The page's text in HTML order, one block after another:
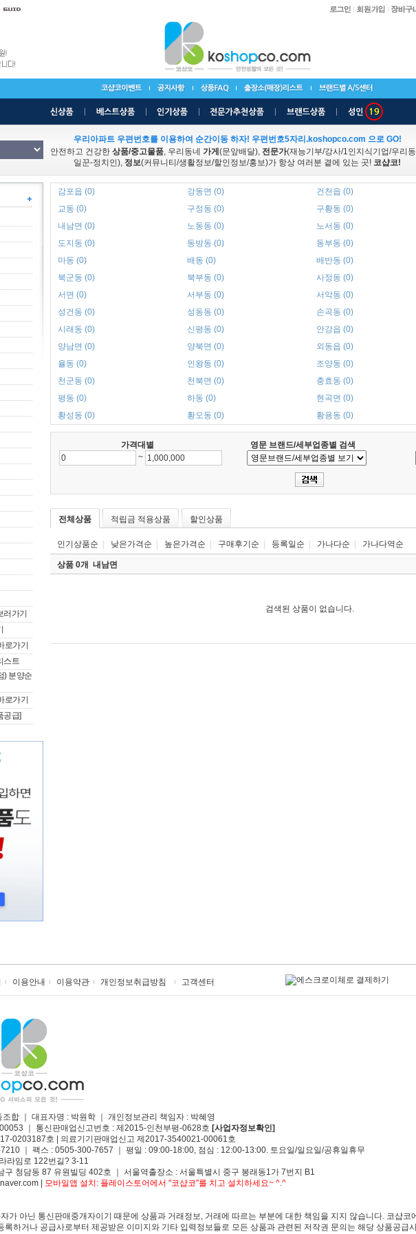
우리아파트 우편번호를 이용하여 순간이동 하자! 우편번호5자리.koshopco.com 으로 GO!
안전하고 건강한 상품/중고물품, 우리동네 가게 (문앞배달), 전문가(재능기부/강사/1인지식기업/우리동
일꾼-정치인), 정보(커뮤니티/생활정보/할인정보/홍보)가 항상 여러분 곁에 있는 곳! 코샵코!
가기
로가기
스트
) 분양순
로가기
공급]
감포읍 (0) 강동면 (0) 건천읍 (0)
교동 (0)
구정동 (0) 구황동 (0)
내남면 (0)
노동동 (0) 노서동 (0)
도지동 (0)
동방동 (0) 동부동 (0)
마동 (0)
배동 (0) 배반동 (0)
북군동 (0)
북부동 (0) 사정동 (0)
서면 (0)
서부동 (0) 서악동 (0)
성건동 (0)
성동동 (0) 손곡동 (0)
시래동 (0)
신평동 (0) 안강읍 (0)
양남면 (0)
양북면 (0) 외동읍 (0)
율동 (0)
인왕동 (0) 조양동 (0)
천군동 (0)
천북면 (0) 충효동 (0)
평동 (0)
하동 (0) 현곡면 (0)
황성동 (0)
황오동 (0) 황용동 (0)
가격대별 영문 브랜드/세부업종별 검색
~
전체상품 적립금 적용상품 할인상품
인기상품순 낮은가격순 높은가격순 구매후기순 등록일순 가나다순 가나다역순
상품 0개 내남면
검색된 상품이 없습니다.
이용안내 이용약관 개인정보취급방침 고객센터
합 ｜ 대표자명 : 박원학 ｜ 개인정보관리 책임자 : 박혜영
｜ 통신판매업신고번호 : 제2015-인천부평-0628호 [사업자정보확인]
0203187호 | 의료기기판매업신고 제2017-3540021-00061호
｜ 팩스 : 0505-300-7657 ｜ 평일 : 09:00-18:00, 점심 : 12:00-13:00. 토요일/일요일/공휴일휴무
라임로 122번길? 3-11
구 청담동 87 유원빌딩 402호 ｜ 서울역출장소 : 서울특별시 중구 봉래동1가 7번지 B1
| 모바일앱 설치: 플레이스토어에서 "코샵코"를 치고 설치하세요~ ^.^
가 아닌 통신판매중개자이기 때문에 상품과 거래정보, 거래에 따르는 부분에 대한 책임을 지지 않습니다. 코샵코
록하거나 공급사로부터 제공받은 이미지와 기타 입력정보들로 모든 상품과 관련된 저작권 문의는 해당 상품공급